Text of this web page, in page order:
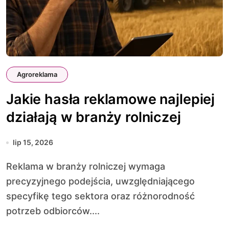
Agroreklama
Jakie hasła reklamowe najlepiej
działają w branży rolniczej
lip 15, 2026
Reklama w branży rolniczej wymaga
precyzyjnego podejścia, uwzględniającego
specyfikę tego sektora oraz różnorodność
potrzeb odbiorców....